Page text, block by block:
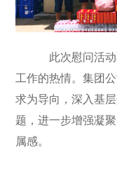
此次慰问活
工作的热情。集团
求为导向，深入基
题，进一步增强凝
属感。